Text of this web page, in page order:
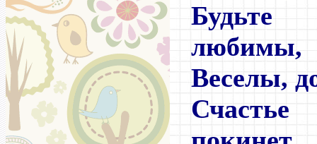
любимы,
Веселы,